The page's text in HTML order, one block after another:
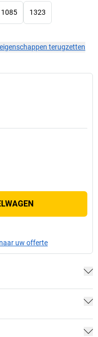
1085 1323
terugzetten
uw offerte